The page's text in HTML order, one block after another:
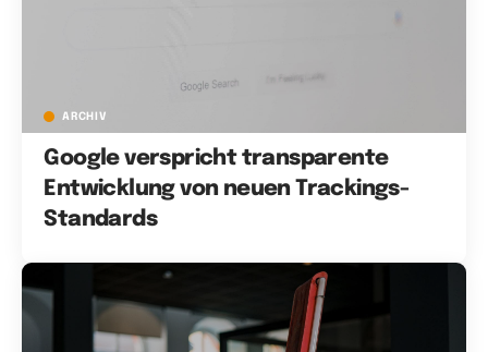
ARCHIV
Google verspricht transparente
Entwicklung von neuen Trackings-
Standards